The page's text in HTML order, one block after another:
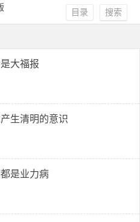
搜索
目录
大福报
生清明的意识
是业力病